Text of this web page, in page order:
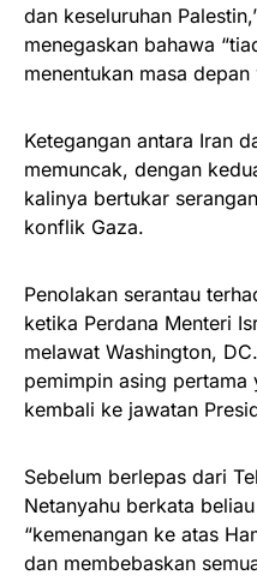
dan keseluruhan
menegaskan bahawa
menentukan masa
Ketegangan antara Iran
memuncak, dengan
kalinya bertukar
konflik Gaza.
Penolakan serantau
ketika Perdana Menteri
melawat Washington,
pemimpin asing pertama
kembali ke jawatan
Sebelum berlepas dari
Netanyahu berkata
“kemenangan ke atas
dan membebaskan